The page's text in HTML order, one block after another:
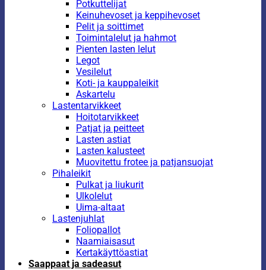
Potkuttelijat
Keinuhevoset ja keppihevoset
Pelit ja soittimet
Toimintalelut ja hahmot
Pienten lasten lelut
Legot
Vesilelut
Koti- ja kauppaleikit
Askartelu
Lastentarvikkeet
Hoitotarvikkeet
Patjat ja peitteet
Lasten astiat
Lasten kalusteet
Muovitettu frotee ja patjansuojat
Pihaleikit
Pulkat ja liukurit
Ulkolelut
Uima-altaat
Lastenjuhlat
Foliopallot
Naamiaisasut
Kertakäyttöastiat
Saappaat ja sadeasut